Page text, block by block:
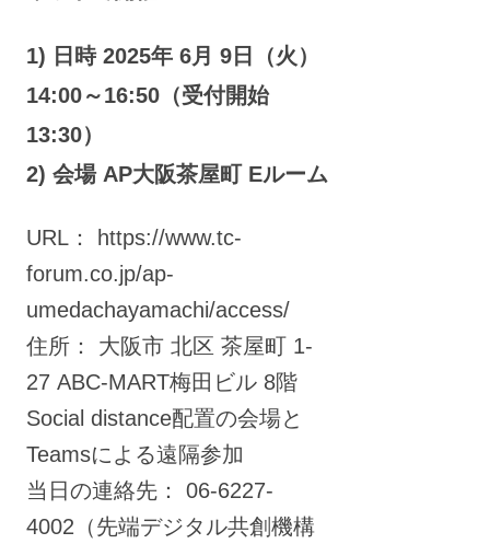
1) 日時 2025年 6月 9日（火）
14:00～16:50（受付開始
13:30）
2) 会場 AP大阪茶屋町 Eルーム
URL： https://www.tc-
forum.co.jp/ap-
umedachayamachi/access/
住所： 大阪市 北区 茶屋町 1-
27 ABC-MART梅田ビル 8階
Social distance配置の会場と
Teamsによる遠隔参加
当日の連絡先： 06-6227-
4002（先端デジタル共創機構